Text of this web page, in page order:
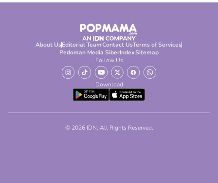
About UsEditorial TeamContact UsTerms of Services
Pedoman Media SiberIndexSitemap
Follow Us
Download
© 2026 IDN. All Rights Reserved.